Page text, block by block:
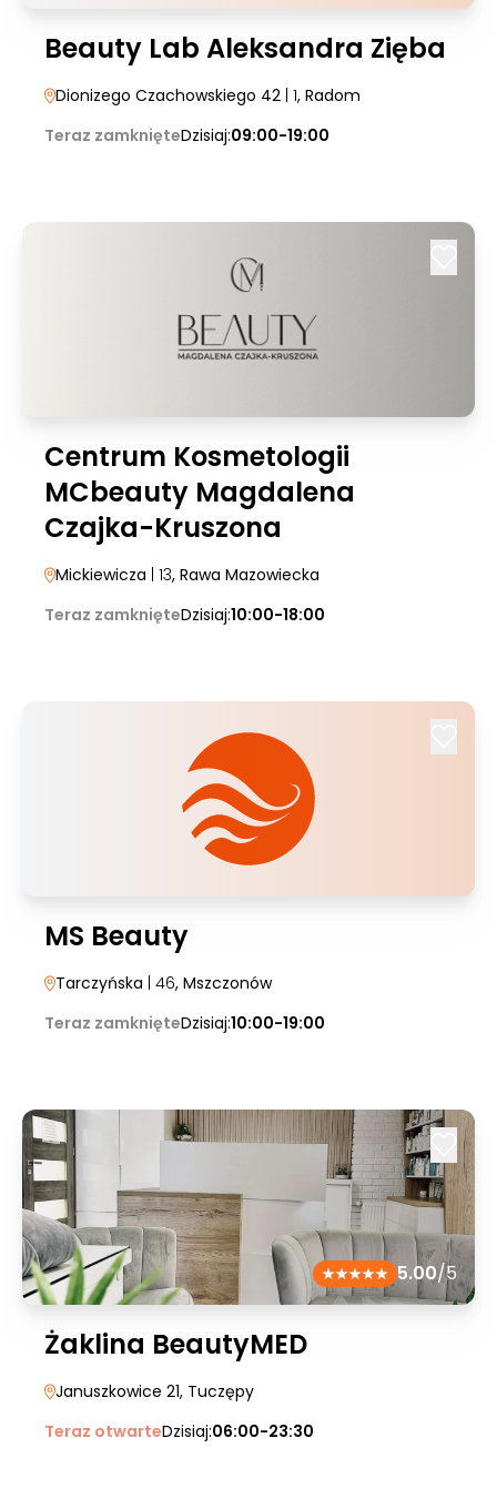
Beauty Lab Aleksandra Zięba
Dionizego Czachowskiego 42 | 1, Radom
Teraz zamknięteDzisiaj:09:00-19:00
Centrum Kosmetologii
MCbeauty Magdalena
Czajka-Kruszona
Mickiewicza | 13, Rawa Mazowiecka
Teraz zamknięteDzisiaj:10:00-18:00
MS Beauty
Tarczyńska | 46, Mszczonów
Teraz zamknięteDzisiaj:10:00-19:00
5.00/5
Żaklina BeautyMED
Januszkowice 21, Tuczępy
Teraz otwarteDzisiaj:06:00-23:30